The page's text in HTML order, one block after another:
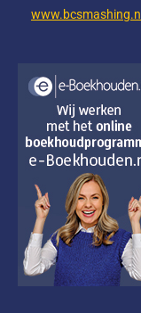
www.bcsmashing.nl